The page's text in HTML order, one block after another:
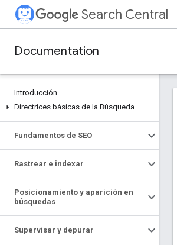
Search Central
Documentation
Introducción
Directrices básicas de la Búsqueda
Fundamentos de SEO
Rastrear e indexar
Posicionamiento y aparición en
búsquedas
Supervisar y depurar